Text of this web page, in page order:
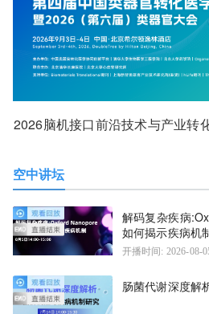
2026脑机接口前沿技术与产业转
空中讲坛
解码复杂疾病
如何揭示疾病机
开播时间: 2026-08-
肠菌代谢深度解